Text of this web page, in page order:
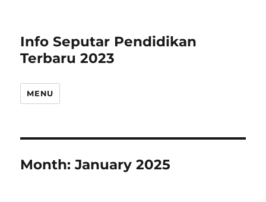
Info Seputar Pendidikan
Terbaru 2023
MENU
Month:January 2025